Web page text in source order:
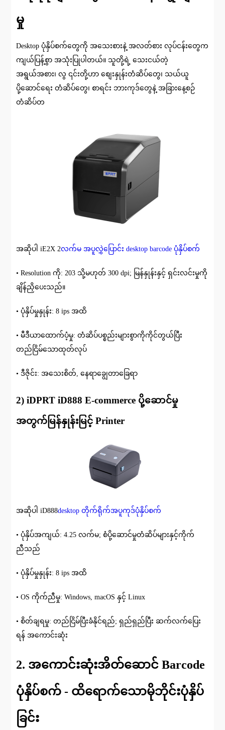
မှု
Desktop ပုံနှိပ်စက်တွေကို အသေးစားနဲ့ အလတ်စား လုပ်ငန်းတွေက
ကျယ်ပြန့်စွာ အသုံးပြုပါတယ်။ သူတို့ရဲ့ သေးငယ်တဲ့
အရွယ်အစား၊ လွ ၎င်းတို့ဟာ စျေးနှုန်းတံဆိပ်တွေ၊ သယ်ယူ
ပို့ဆောင်ရေး တံဆိပ်တွေ၊ စာရင်း ဘားကုဒ်တွေနဲ့ အခြားနေ့စဉ်
တံဆိပ်တ
အဆိုပါ iE2X 2လက်မ အပူလွှဲပြောင်း desktop barcode ပုံနှိပ်စက်
• Resolution ကို: 203 သို့မဟုတ် 300 dpi; မြန်နှုန်းနှင့် ရှင်းလင်းမှုကို
ချိန်ညှိပေးသည်။
• ပုံနှိပ်မှုနှုန်း: 8 ips အထိ
• မီဒီယာထောက်ပံ့မှု: တံဆိပ်ပစ္စည်းများစွာကိုကိုင်တွယ်ပြီး
တည်ငြိမ်သောထုတ်လုပ်
• ဒီဇိုင်း: အသေးစိတ်, နေရာချွေတာခြေရာ
2) iDPRT iD888 E-commerce ပို့ဆောင်မှု
အတွက်မြန်နှုန်းမြင့် Printer
အဆိုပါ iD888desktop တိုက်ရိုက်အပူကုဒ်ပုံနှိပ်စက်
• ပုံနှိပ်အကျယ်: 4.25 လက်မ; စံပို့ဆောင်မှုတံဆိပ်များနှင့်ကိုက်
ညီသည်
• ပုံနှိပ်မှုနှုန်း: 8 ips အထိ
• OS ကိုက်ညီမှု: Windows, macOS နှင့် Linux
• စိတ်ချရမှု: တည်ငြိမ်ပြီးခံနိုင်ရည်; ရှည်ရှည်ပြီး ဆက်လက်ပြေး
ရန် အကောင်းဆုံး
2. အကောင်းဆုံးအိတ်ဆောင် Barcode
ပုံနှိပ်စက် - ထိရောက်သောမိုဘိုင်းပုံနှိပ်
ခြင်း